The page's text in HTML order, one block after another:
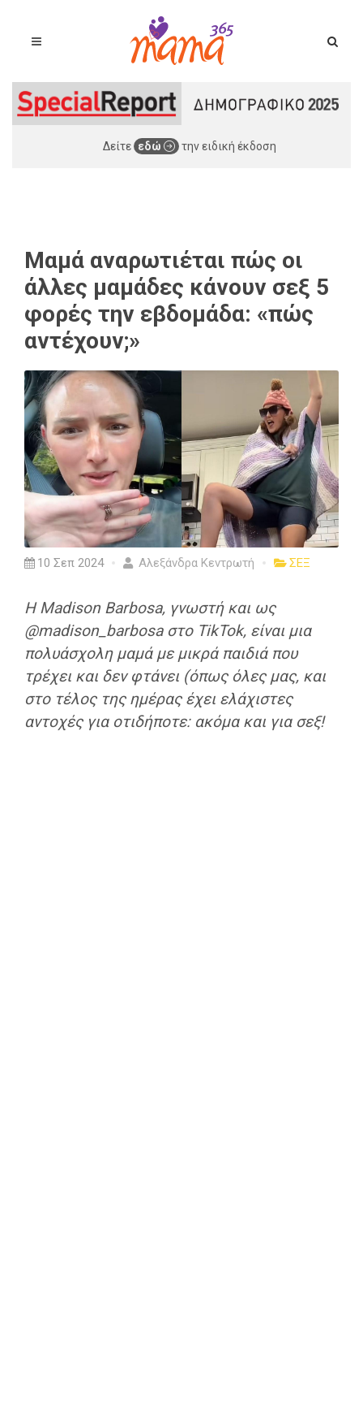
Δείτε εδώ την ειδική έκδοση
Μαμά αναρωτιέται πώς οι
άλλες μαμάδες κάνουν σεξ 5
φορές την εβδομάδα: «πώς
αντέχουν;»
10 Σεπ 2024 Αλεξάνδρα Κεντρωτή ΣΕΞ
Η Madison Barbosa, γνωστή και ως
@madison_barbosa στο TikTok, είναι μια
πολυάσχολη μαμά με μικρά παιδιά που
τρέχει και δεν φτάνει (όπως όλες μας, και
στο τέλος της ημέρας έχει ελάχιστες
αντοχές για οτιδήποτε: ακόμα και για σεξ!